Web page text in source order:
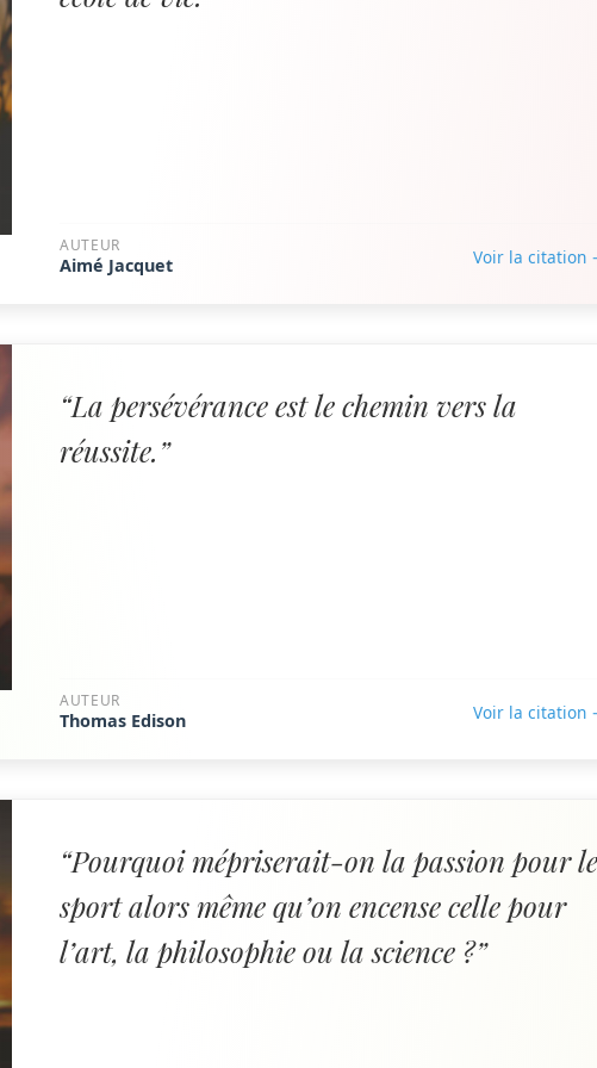
AUTEUR
Aimé Jacquet Voir la citation
“La persévérance est le chemin vers la
réussite.”
AUTEUR
Thomas Edison Voir la citation
“Pourquoi mépriserait-on la passion pour
sport alors même qu’on encense celle pour
l’art, la philosophie ou la science ?”